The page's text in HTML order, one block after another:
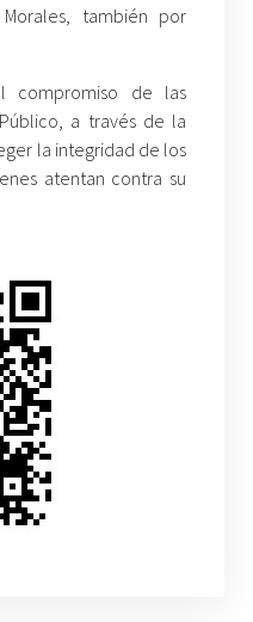
también por
compromiso de las
a través de la
la integridad de los
atentan contra su